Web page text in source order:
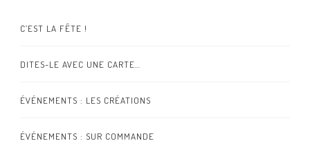
C’EST LA FÊTE !
DITES-LE AVEC UNE CARTE…
ÉVÉNEMENTS : LES CRÉATIONS
ÉVÉNEMENTS : SUR COMMANDE